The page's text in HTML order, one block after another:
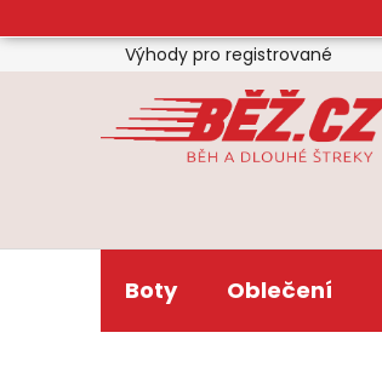
na
obsah
Výhody pro registrované
Boty Oblečení